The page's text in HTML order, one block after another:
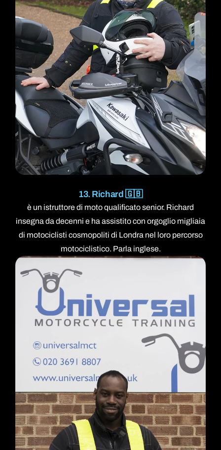
13. Richard 🇬🇧
è un istruttore di moto qualificato senior. Richard
insegna da decenni e ha assistito con orgoglio migliaia
di motociclisti cosmopoliti di Londra nel loro percorso
motociclistico. Parla inglese.